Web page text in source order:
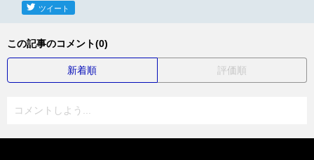
ツイート
この記事のコメント(0)
新着順 評価順
コメントしよう...